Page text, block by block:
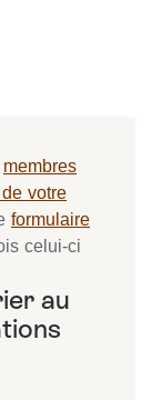
membres
votre
formulaire
celui-ci
au